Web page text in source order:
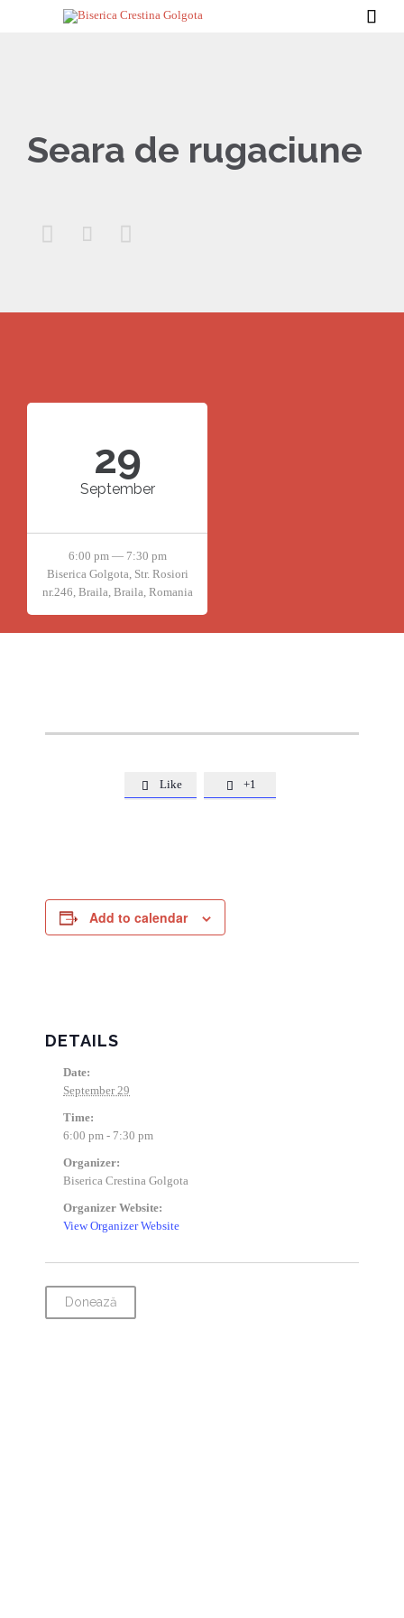

Seara de rugaciune
  
29
September
6:00 pm — 7:30 pm
Biserica Golgota, Str. Rosiori
nr.246, Braila, Braila, Romania
 Like  +1
Add to calendar
DETAILS
Date:
September 29
Time:
6:00 pm - 7:30 pm
Organizer:
Biserica Crestina Golgota
Organizer Website:
View Organizer Website
Donează